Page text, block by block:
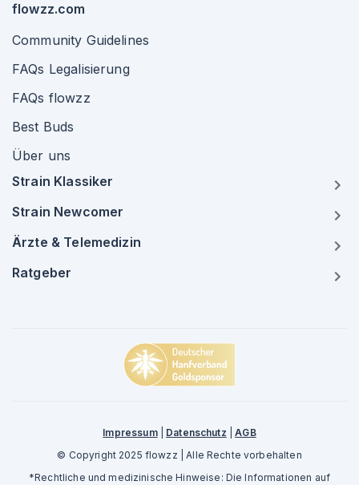
flowzz.com
Community Guidelines
FAQs Legalisierung
FAQs flowzz
Best Buds
Über uns
Strain Klassiker
Strain Newcomer
Ärzte & Telemedizin
Ratgeber
Impressum| Datenschutz |AGB
© Copyright 2025 flowzz | Alle Rechte vorbehalten
*Rechtliche und medizinische Hinweise: Die Informationen auf